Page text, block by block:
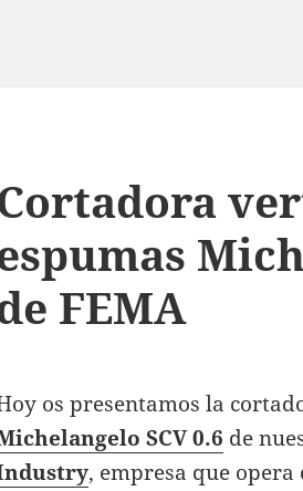
FEMA
os presentamos la
SCV 0.6 de
, empresa que opera